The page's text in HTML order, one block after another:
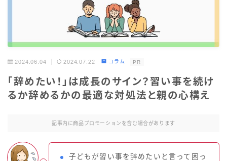
2024.06.04 2024.07.22 コラム PR
「辞めたい！」は成長のサイン？習い事を続け
るか辞めるかの最適な対処法と親の心構え
記事内に商品プロモーションを含む場合があります
子どもが習い事を辞めたいと言って困っ